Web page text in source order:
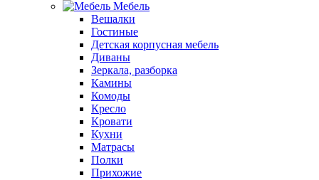
Мебель
Вешалки
Гостиные
Детская корпусная мебель
Диваны
Зеркала, разборка
Камины
Комоды
Кресло
Кровати
Кухни
Матрасы
Полки
Прихожие